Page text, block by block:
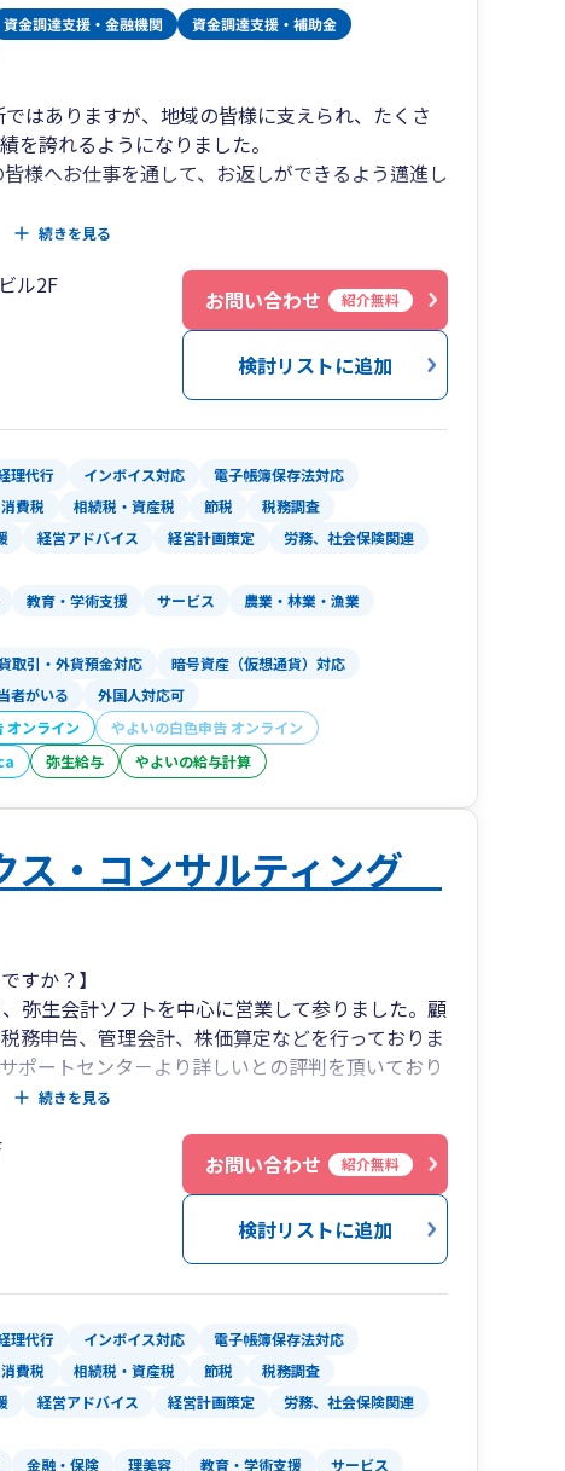
はありますが、地域の皆様に支えられ、たくさ
を誇れるようになりました。
様へお仕事を通して、お返しができるよう邁進し
の軽さをモットーとし、税理士本人がお客様とお
士・税理士・司法書士・行政書士など、各分野の
ご相談やお悩みの解決に対応しています。
悩み事がございましたら、お気軽にご相談くださ
続きを見る
ル2F
お問い合わせ 紹介無料
検討リストに追加
理代行 インボイス対応
電子帳簿保存法対応
消費税 相続税・資産税 節税
税務調査
経営アドバイス 経営計画策定
労務、社会保険関連
教育・学術支援 サービス
農業・林業・漁業
取引・外貨預金対応
暗号資産（仮想通貨）対応
者がいる 外国人対応可
オンライン
やよいの白色申告 オンライン
弥生給与 やよいの給与計算
ス・コンサルティング
すか？】
弥生会計ソフトを中心に営業して参りました。顧
務申告、管理会計、株価算定などを行っておりま
ポートセンタ－より詳しいとの評判を頂いており
的大きく事務所を運営しているのに、月々の報酬
の手続きから給与計算、年末調整、就業規則の作
系となっているため、本当の意味でのワンストッ
続きを見る
お問い合わせ 紹介無料
検討リストに追加
理代行 インボイス対応
電子帳簿保存法対応
消費税 相続税・資産税 節税
税務調査
経営アドバイス 経営計画策定
労務、社会保険関連
金融・保険 理美容 教育・学術支援
サービス